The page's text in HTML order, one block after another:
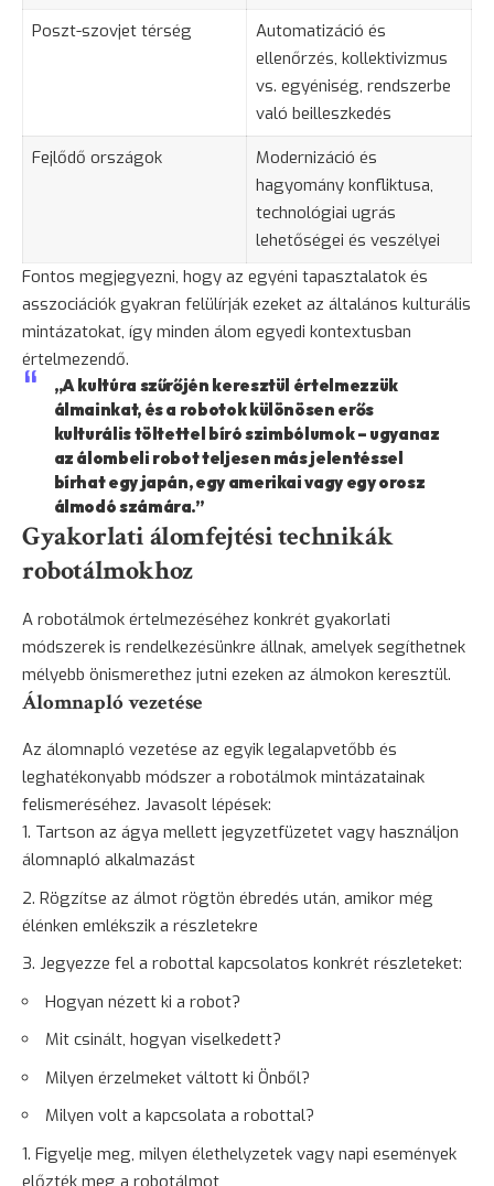
Poszt-szovjet térség
Automatizáció és
ellenőrzés, kollektivizmus
vs. egyéniség, rendszerbe
való beilleszkedés
Fejlődő országok
Modernizáció és
hagyomány konfliktusa,
technológiai ugrás
lehetőségei és veszélyei
Fontos megjegyezni, hogy az egyéni tapasztalatok és
asszociációk gyakran felülírják ezeket az általános kulturális
mintázatokat, így minden álom egyedi kontextusban
értelmezendő.
„A kultúra szűrőjén keresztül értelmezzük
álmainkat, és a robotok különösen erős
kulturális töltettel bíró szimbólumok – ugyanaz
az álombeli robot teljesen más jelentéssel
bírhat egy japán, egy amerikai vagy egy orosz
álmodó számára.”
Gyakorlati álomfejtési technikák
robotálmokhoz
A robotálmok értelmezéséhez konkrét gyakorlati
módszerek is rendelkezésünkre állnak, amelyek segíthetnek
mélyebb önismerethez jutni ezeken az álmokon keresztül.
Álomnapló vezetése
Az álomnapló vezetése az egyik legalapvetőbb és
leghatékonyabb módszer a robotálmok mintázatainak
felismeréséhez. Javasolt lépések:
Tartson az ágya mellett jegyzetfüzetet vagy használjon
álomnapló alkalmazást
Rögzítse az álmot rögtön ébredés után, amikor még
élénken emlékszik a részletekre
Jegyezze fel a robottal kapcsolatos konkrét részleteket:
Hogyan nézett ki a robot?
Mit csinált, hogyan viselkedett?
Milyen érzelmeket váltott ki Önből?
Milyen volt a kapcsolata a robottal?
Figyelje meg, milyen élethelyzetek vagy napi események
előzték meg a robotálmot